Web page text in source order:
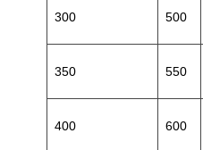
300 500
350 550
400 600